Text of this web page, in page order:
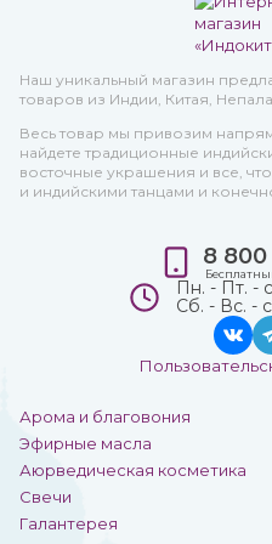
Наш уникальный магазин
товаров из Индии, Китая,
Весь товар мы привозим
найдете традиционные
восточные украшения и все,
и индийскими танцами и
Арома и благовония
Эфирные масла
Аюрведическая косметика
Свечи
Галантерея
8
Пн. - Пт. -
Сб. - Вс. -